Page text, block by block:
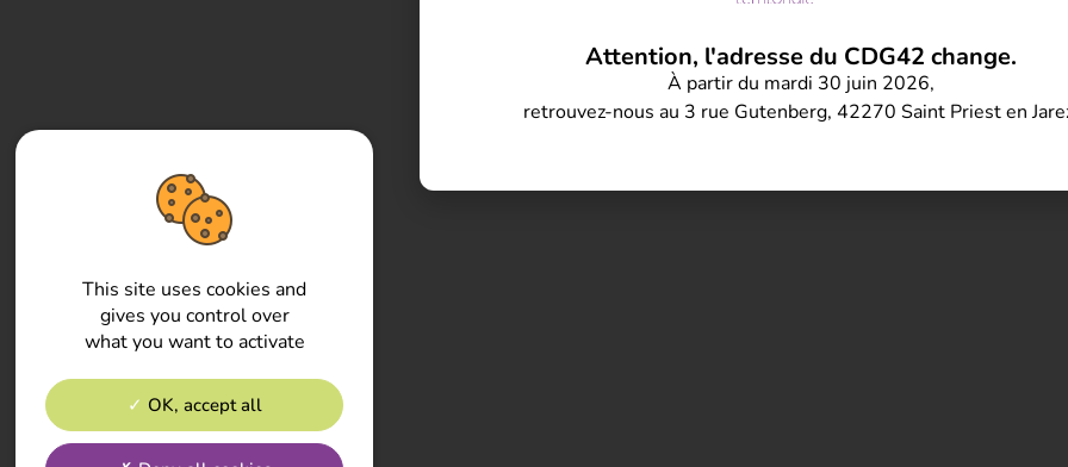
This site uses cookies and
gives you control over
what you want to activate
OK, accept all
Attention, l'adresse du CDG42 change.
À partir du mardi 30 juin 2026,
retrouvez-nous au 3 rue Gutenberg, 42270 Saint Priest en